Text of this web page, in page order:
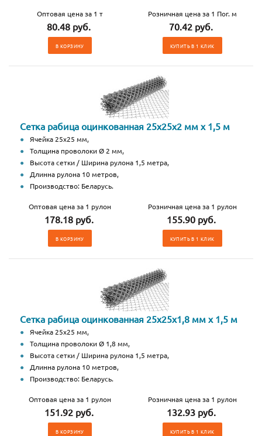
Оптовая цена за 1 т
80.48 руб.
В КОРЗИНУ
Розничная цена за 1 Пог. м
70.42 руб.
КУПИТЬ В 1 КЛИК
Сетка рабица оцинкованная 25х25х2 мм х 1,5 м
Ячейка 25х25 мм,
Толщина проволоки Ø 2 мм,
Высота сетки / Ширина рулона 1,5 метра,
Длинна рулона 10 метров,
Производство: Беларусь.
Оптовая цена за 1 рулон
178.18 руб.
В КОРЗИНУ
Розничная цена за 1 рулон
155.90 руб.
КУПИТЬ В 1 КЛИК
Сетка рабица оцинкованная 25х25х1,8 мм х 1,5 м
Ячейка 25х25 мм,
Толщина проволоки Ø 1,8 мм,
Высота сетки / Ширина рулона 1,5 метра,
Длинна рулона 10 метров,
Производство: Беларусь.
Оптовая цена за 1 рулон
151.92 руб.
В КОРЗИНУ
Розничная цена за 1 рулон
132.93 руб.
КУПИТЬ В 1 КЛИК